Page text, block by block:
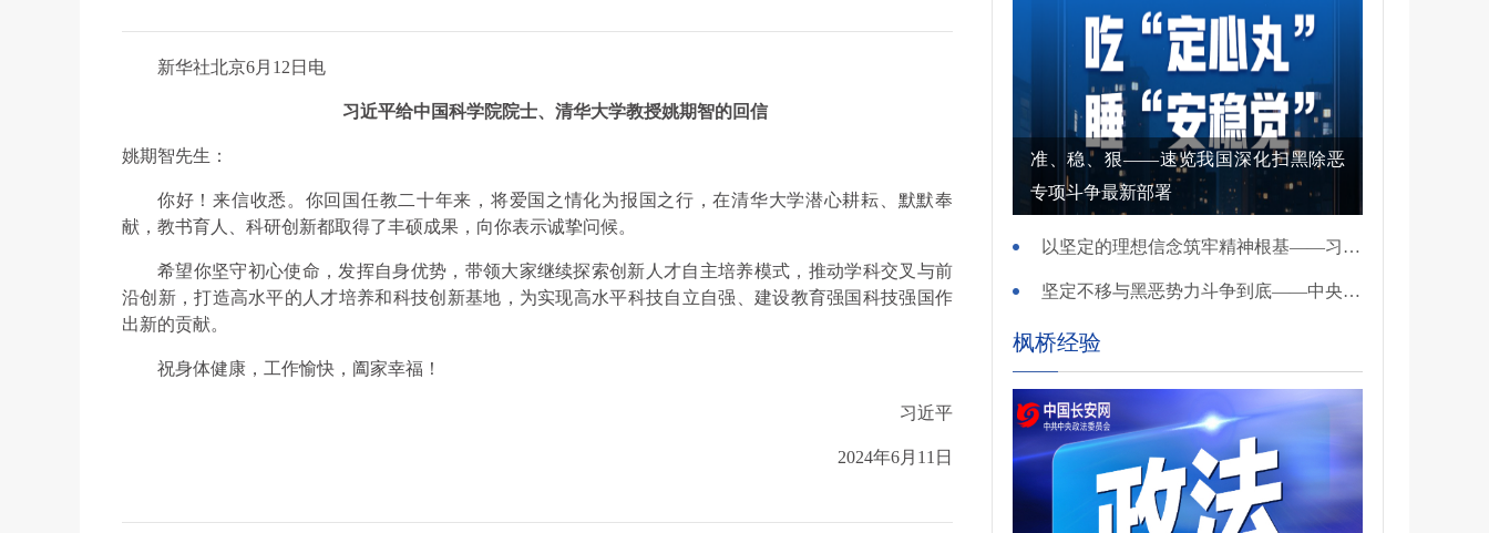
新华社北京6月12日电
习近平给中国科学院院士、清华大学教授姚期智的回信
姚期智先生：
你好！来信收悉。你回国任教二十年来，将爱国之情化为报国之行，在清华大学潜心耕耘、默默奉
献，教书育人、科研创新都取得了丰硕成果，向你表示诚挚问候。
希望你坚守初心使命，发挥自身优势，带领大家继续探索创新人才自主培养模式，推动学科交叉与前
沿创新，打造高水平的人才培养和科技创新基地，为实现高水平科技自立自强、建设教育强国科技强国作
出新的贡献。
祝身体健康，工作愉快，阖家幸福！
习近平
2024年6月11日
准、稳、狠——速览我国深化扫黑除恶
专项斗争最新部署
以坚定的理想信念筑牢精神根基——习近平党建思想理论品格系列述评之一
坚定不移与黑恶势力斗争到底——中央政法委负责同志就开展深化扫黑除恶专项斗争有关问题答记者问
枫桥经验